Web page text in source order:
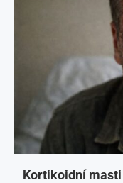
Kortikoidní